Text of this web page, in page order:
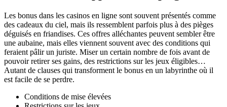
Les bonus dans les casinos en ligne sont souvent présentés comme
des cadeaux du ciel, mais ils ressemblent parfois plus à des pièges
déguisés en friandises. Ces offres alléchantes peuvent sembler être
une aubaine, mais elles viennent souvent avec des conditions qui
feraient pâlir un juriste. Miser un certain nombre de fois avant de
pouvoir retirer ses gains, des restrictions sur les jeux éligibles…
Autant de clauses qui transforment le bonus en un labyrinthe où il
est facile de se perdre.
Conditions de mise élevées